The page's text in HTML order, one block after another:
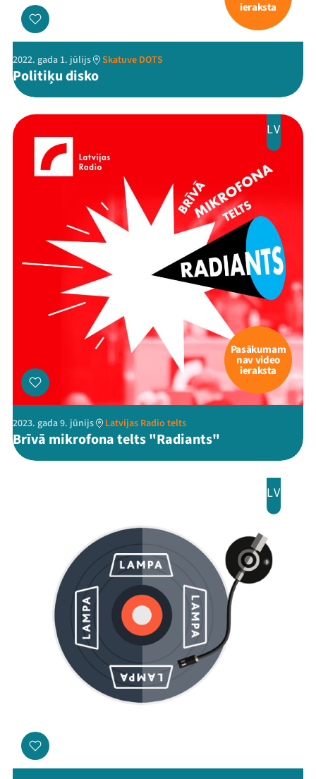
ieraksta
2022. gada 1. jūlijs Skatuve DOTS
Politiķu disko
LV
Pasākumam
nav video
ieraksta
2023. gada 9. jūnijs Latvijas Radio telts
Brīvā mikrofona telts "Radiants"
LV